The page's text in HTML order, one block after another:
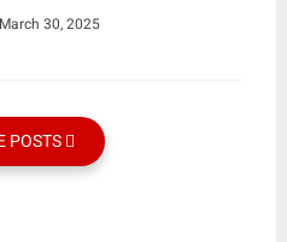
March 30, 2025
POSTS